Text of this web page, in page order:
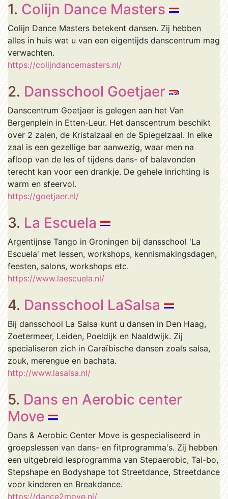
1. Colijn Dance Masters
Colijn Dance Masters betekent dansen. Zij hebben
alles in huis wat u van een eigentijds danscentrum mag
verwachten.
https://colijndancemasters.nl/
2. Dansschool Goetjaer
Danscentrum Goetjaer is gelegen aan het Van
Bergenplein in Etten-Leur. Het danscentrum beschikt
over 2 zalen, de Kristalzaal en de Spiegelzaal. In elke
zaal is een gezellige bar aanwezig, waar men na
afloop van de les of tijdens dans- of balavonden
terecht kan voor een drankje. De gehele inrichting is
warm en sfeervol.
https://goetjaer.nl/
3. La Escuela
Argentijnse Tango in Groningen bij dansschool 'La
Escuela' met lessen, workshops, kennismakingsdagen,
feesten, salons, workshops etc.
https://www.laescuela.nl/
4. Dansschool LaSalsa
Bij dansschool La Salsa kunt u dansen in Den Haag,
Zoetermeer, Leiden, Poeldijk en Naaldwijk. Zij
specialiseren zich in Caraïbische dansen zoals salsa,
zouk, merengue en bachata.
http://www.lasalsa.nl/
5. Dans en Aerobic center
Move
Dans & Aerobic Center Move is gespecialiseerd in
groepslessen van dans- en fitprogramma's. Zij hebben
een uitgebreid lesprogramma van Stepaerobic, Tai-bo,
Stepshape en Bodyshape tot Streetdance, Streetdance
voor kinderen en Breakdance.
https://dance2move.nl/